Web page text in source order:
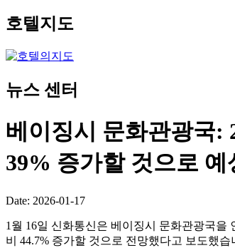
호텔지도
뉴스 센터
베이징시 문화관광국:
39% 증가할 것으로 예
Date: 2026-01-17
1월 16일 신화통신은 베이징시 문화관광국을
비 44.7% 증가할 것으로 전망했다고 보도했습